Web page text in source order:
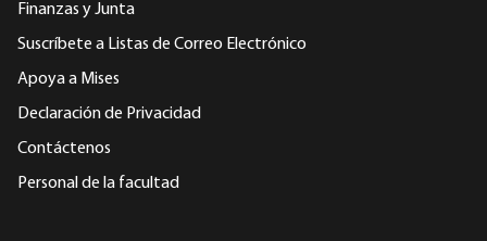
Finanzas y Junta
Suscríbete a Listas de Correo Electrónico
Apoya a Mises
Declaración de Privacidad
Contáctenos
Personal de la facultad